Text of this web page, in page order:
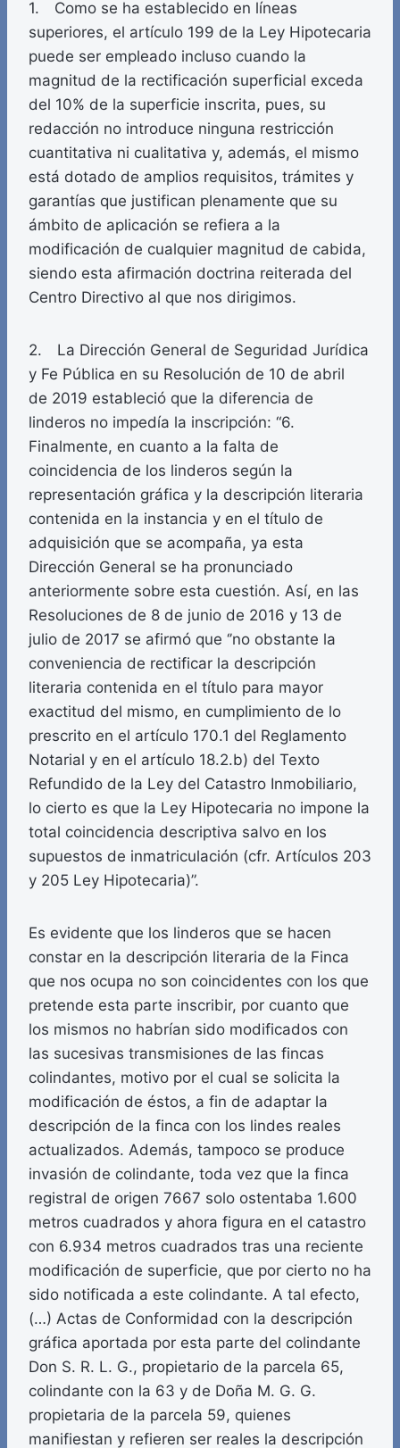
1. Como se ha establecido en líneas
superiores, el artículo 199 de la Ley Hipotecaria
puede ser empleado incluso cuando la
magnitud de la rectificación superficial exceda
del 10% de la superficie inscrita, pues, su
redacción no introduce ninguna restricción
cuantitativa ni cualitativa y, además, el mismo
está dotado de amplios requisitos, trámites y
garantías que justifican plenamente que su
ámbito de aplicación se refiera a la
modificación de cualquier magnitud de cabida,
siendo esta afirmación doctrina reiterada del
Centro Directivo al que nos dirigimos.
2. La Dirección General de Seguridad Jurídica
y Fe Pública en su Resolución de 10 de abril
de 2019 estableció que la diferencia de
linderos no impedía la inscripción: “6.
Finalmente, en cuanto a la falta de
coincidencia de los linderos según la
representación gráfica y la descripción literaria
contenida en la instancia y en el título de
adquisición que se acompaña, ya esta
Dirección General se ha pronunciado
anteriormente sobre esta cuestión. Así, en las
Resoluciones de 8 de junio de 2016 y 13 de
julio de 2017 se afirmó que ‘’no obstante la
conveniencia de rectificar la descripción
literaria contenida en el título para mayor
exactitud del mismo, en cumplimiento de lo
prescrito en el artículo 170.1 del Reglamento
Notarial y en el artículo 18.2.b) del Texto
Refundido de la Ley del Catastro Inmobiliario,
lo cierto es que la Ley Hipotecaria no impone la
total coincidencia descriptiva salvo en los
supuestos de inmatriculación (cfr. Artículos 203
y 205 Ley Hipotecaria)”.
Es evidente que los linderos que se hacen
constar en la descripción literaria de la Finca
que nos ocupa no son coincidentes con los que
pretende esta parte inscribir, por cuanto que
los mismos no habrían sido modificados con
las sucesivas transmisiones de las fincas
colindantes, motivo por el cual se solicita la
modificación de éstos, a fin de adaptar la
descripción de la finca con los lindes reales
actualizados. Además, tampoco se produce
invasión de colindante, toda vez que la finca
registral de origen 7667 solo ostentaba 1.600
metros cuadrados y ahora figura en el catastro
con 6.934 metros cuadrados tras una reciente
modificación de superficie, que por cierto no ha
sido notificada a este colindante. A tal efecto,
(…) Actas de Conformidad con la descripción
gráfica aportada por esta parte del colindante
Don S. R. L. G., propietario de la parcela 65,
colindante con la 63 y de Doña M. G. G.
propietaria de la parcela 59, quienes
manifiestan y refieren ser reales la descripción